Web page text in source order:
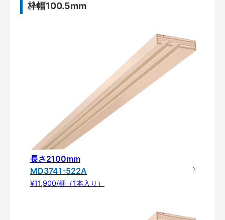
枠幅100.5mm
長さ2100mm
MD3741-522A
¥11,900/梱（1本入り）